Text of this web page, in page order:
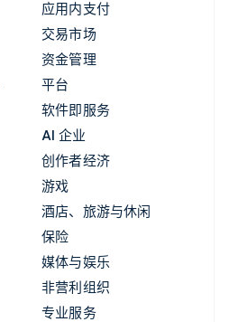
应用内支付
交易市场
资金管理
平台
软件即服务
AI 企业
创作者经济
游戏
酒店、旅游与休闲
保险
媒体与娱乐
非营利组织
专业服务